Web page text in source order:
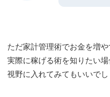
ただ家計管理術でお金を増
実際に稼げる術を知りたい
視野に入れてみてもいいでし